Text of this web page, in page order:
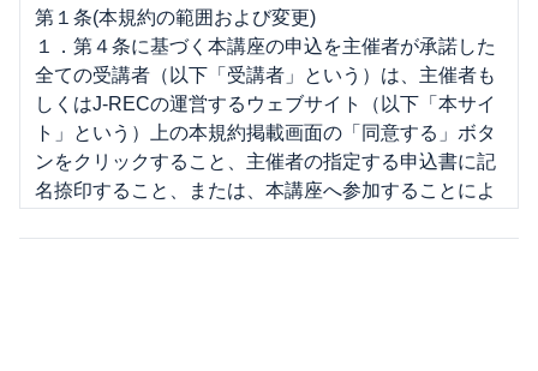
第１条(本規約の範囲および変更)
１．第４条に基づく本講座の申込を主催者が承諾した
全ての受講者（以下「受講者」という）は、主催者も
しくはJ-RECの運営するウェブサイト（以下「本サイ
ト」という）上の本規約掲載画面の「同意する」ボタ
ンをクリックすること、主催者の指定する申込書に記
名捺印すること、または、本講座へ参加することによ